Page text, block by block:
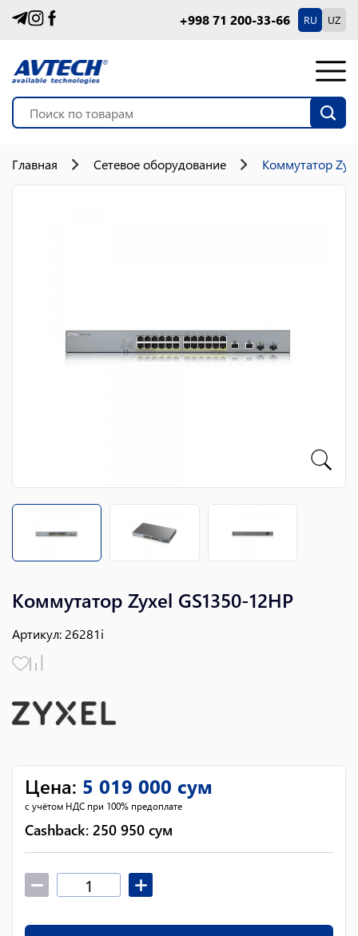
+998 71 200-33-66 RU UZ
Главная Сетевое оборудование Коммутатор
Коммутатор Zyxel GS1350-12HP
Артикул: 26281i
Цена: 5 019 000 сум
с учётом НДС при 100% предоплате
Cashback: 250 950 сум